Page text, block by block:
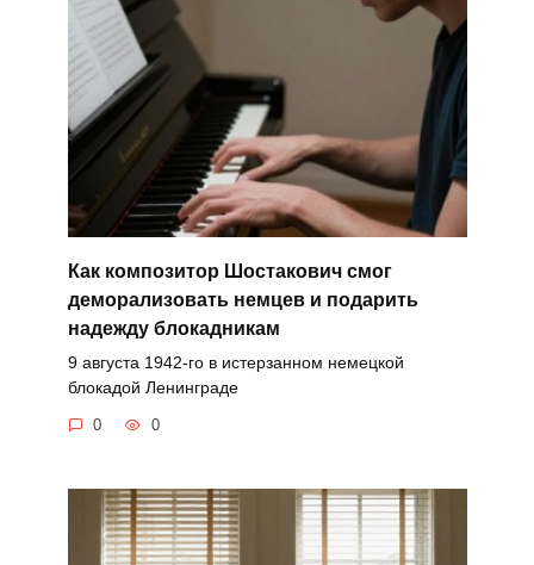
Как композитор Шостакович смог
деморализовать немцев и подарить
надежду блокадникам
9 августа 1942-го в истерзанном немецкой
блокадой Ленинграде
0 0